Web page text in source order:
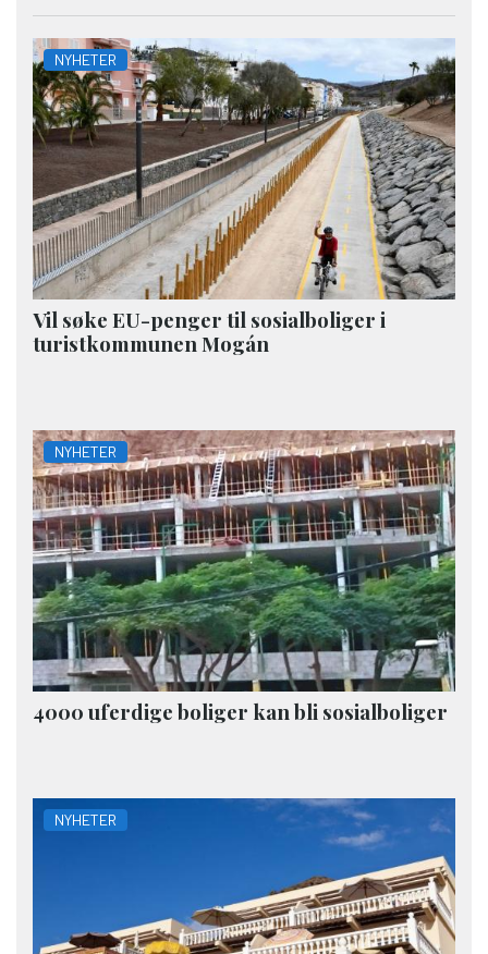
NYHETER
Vil søke EU-penger til sosialboliger i
turistkommunen Mogán
NYHETER
4000 uferdige boliger kan bli sosialboliger
NYHETER